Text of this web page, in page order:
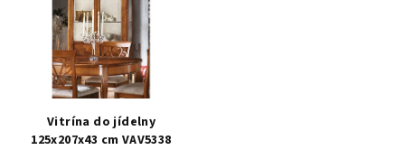
Vitrína do jídelny
125x207x43 cm VAV5338